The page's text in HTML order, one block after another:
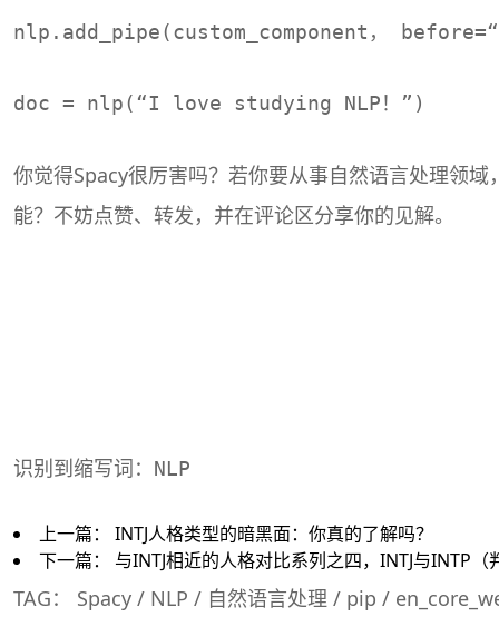
nlp.add_pipe(custom_component，
doc = nlp(“I love studying NLP！”)
你觉得Spacy很厉害吗？若你要从事自然语言处理领域
能？不妨点赞、转发，并在评论区分享你的见解。
识别到缩写词：NLP
上一篇： INTJ人格类型的暗黑面：你真的了解吗？
下一篇： 与INTJ相近的人格对比系列之四，INTJ与INTP（
TAG： Spacy / NLP / 自然语言处理 / pip /